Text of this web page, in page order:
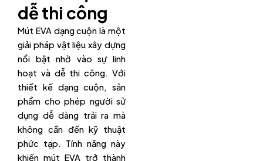
dễ thi công
Mút EVA dạng cuộn là một
giải pháp vật liệu xây dựng
nổi bật nhờ vào sự linh
hoạt và dễ thi công. Với
thiết kế dạng cuộn, sản
phẩm cho phép người sử
dụng dễ dàng trải ra mà
không cần đến kỹ thuật
phức tạp. Tính năng này
khiến mút EVA trở thành